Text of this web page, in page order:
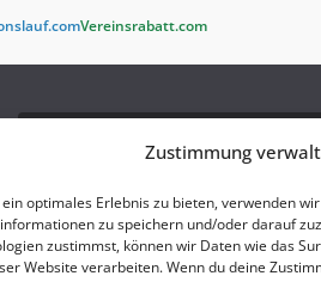
Zustimmung
optimales Erlebnis zu bieten, verwenden
zu speichern und/oder darauf
zustimmst, können wir Daten wie das
Website verarbeiten. Wenn du deine
Vereinsrabatt.com
Bleibe auf dem Laufenden und abonniere
Newsletter!